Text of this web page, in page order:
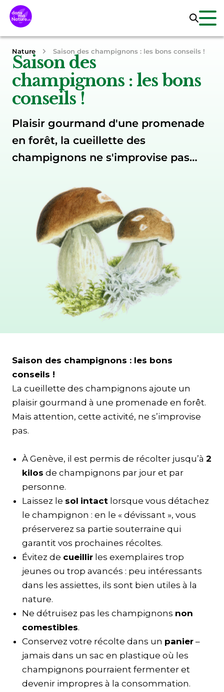
Nature Saison des champignons : les bons conseils !
Saison des
champignons : les bons
conseils !
Plaisir gourmand d'une promenade
en forêt, la cueillette des
champignons ne s'improvise pas…
Saison des champignons : les bons
conseils !
La cueillette des champignons ajoute un
plaisir gourmand à une promenade en forêt.
Mais attention, cette activité, ne s’improvise
pas.
À Genève, il est permis de récolter jusqu’à 2
kilos de champignons par jour et par
personne.
Laissez le sol intact lorsque vous détachez
le champignon : en le « dévissant », vous
préserverez sa partie souterraine qui
garantit vos prochaines récoltes.
Évitez de cueillir les exemplaires trop
jeunes ou trop avancés : peu intéressants
dans les assiettes, ils sont bien utiles à la
nature.
Ne détruisez pas les champignons non
comestibles.
Conservez votre récolte dans un panier –
jamais dans un sac en plastique où les
champignons pourraient fermenter et
devenir impropres à la consommation.